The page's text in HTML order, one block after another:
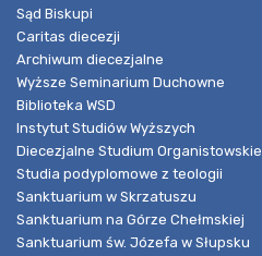
Sąd Biskupi
Caritas diecezji
Archiwum diecezjalne
Wyższe Seminarium Duchowne
Biblioteka WSD
Instytut Studiów Wyższych
Diecezjalne Studium Organistowskie
Studia podyplomowe z teologii
Sanktuarium w Skrzatuszu
Sanktuarium na Górze Chełmskiej
Sanktuarium św. Józefa w Słupsku